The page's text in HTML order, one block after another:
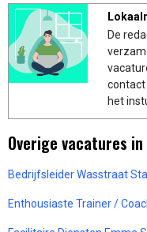
De
contact
het
Overige vacatures in
Bedrijfsleider Wasstraat
Enthousiaste Trainer /